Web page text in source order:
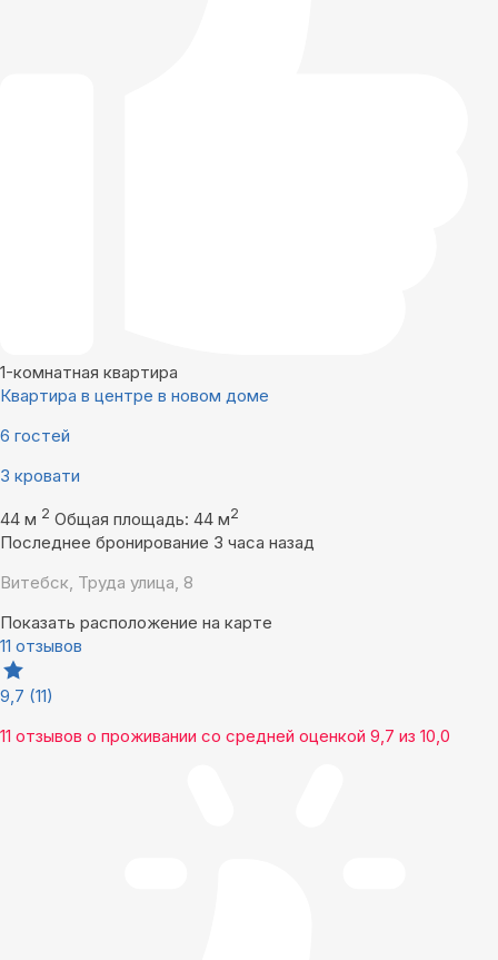
1-комнатная квартира
Квартира в центре в новом доме
6 гостей
3 кровати
44 м 2 Общая площадь: 44 м2
Последнее бронирование 3 часа назад
Витебск, Труда улица, 8
Показать расположение на карте
11 отзывов
9,7 (11)
11 отзывов о проживании со средней оценкой 9,7 из 10,0